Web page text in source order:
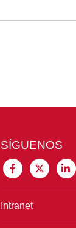
SÍGUENOS
Intranet